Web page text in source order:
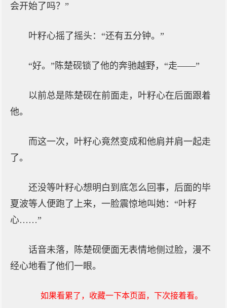
会开始了吗？”
叶籽心摇了摇头：“还有五分钟。”
“好。”陈楚砚锁了他的奔驰越野，“走——”
以前总是陈楚砚在前面走，叶籽心在后面跟着
他。
而这一次，叶籽心竟然变成和他肩并肩一起走
了。
还没等叶籽心想明白到底怎么回事，后面的毕
夏波等人便跑了上来，一脸震惊地叫她：“叶籽
心……”
话音未落，陈楚砚便面无表情地侧过脸，漫不
经心地看了他们一眼。
如果看累了，收藏一下本页面，下次接着看。